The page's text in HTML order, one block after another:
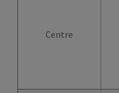
Centre